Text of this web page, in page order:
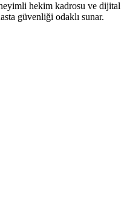
hekim kadrosu ve dijital
güvenliği odaklı sunar.